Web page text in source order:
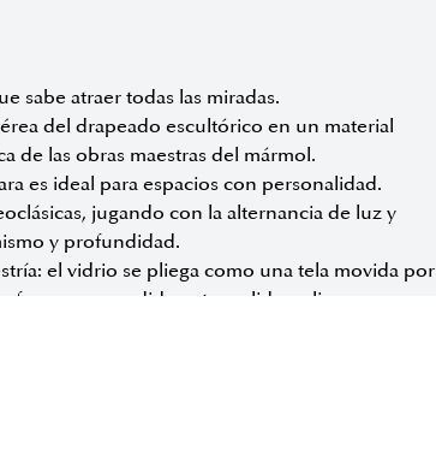
sabe atraer todas las miradas.
del drapeado escultórico en un material
de las obras maestras del mármol.
es ideal para espacios con personalidad.
jugando con la alternancia de luz y
y profundidad.
el vidrio se pliega como una tela movida por
suspendida entre solidez y ligereza.